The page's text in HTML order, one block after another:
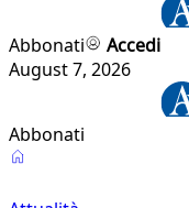
Abbonati
Accedi
August 7, 2026
Abbonati